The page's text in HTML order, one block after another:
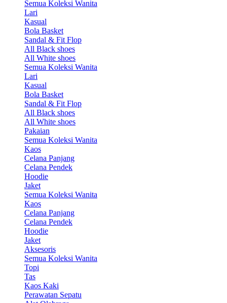
Semua Koleksi Wanita
Lari
Kasual
Bola Basket
Sandal & Fit Flop
All Black shoes
All White shoes
Semua Koleksi Wanita
Lari
Kasual
Bola Basket
Sandal & Fit Flop
All Black shoes
All White shoes
Pakaian
Semua Koleksi Wanita
Kaos
Celana Panjang
Celana Pendek
Hoodie
Jaket
Semua Koleksi Wanita
Kaos
Celana Panjang
Celana Pendek
Hoodie
Jaket
Aksesoris
Semua Koleksi Wanita
Topi
Tas
Kaos Kaki
Perawatan Sepatu